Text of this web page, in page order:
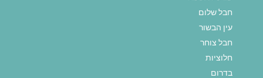
חבל שלום
עין הבשור
חבל צוחר
חלוציות
בדרום